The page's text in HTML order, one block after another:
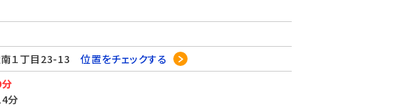
南１丁目23-13位置をチェックする
分